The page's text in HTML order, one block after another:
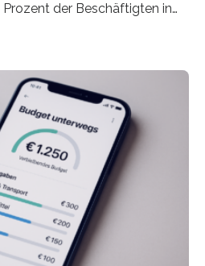
der Beschäftigten in
ist der Anteil mit 72 Prozent
teurer geworden. Für
das zumeist im Juni oder
ein wichtiger Faktor, um
Jahresurlaub leisten zu
mit 44 Prozent noch nicht
in der
Zu diesem…